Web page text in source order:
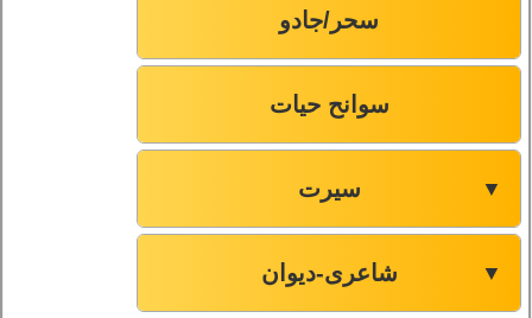
سحر/جادو
سوانح حیات
سیرت ▼
شاعری-دیوان ▼